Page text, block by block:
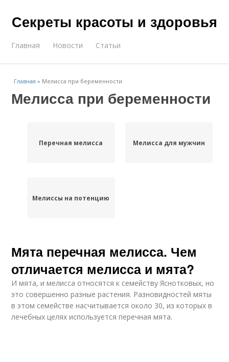
Секреты красоты и здоровья
Главная Новости Статьи
Главная » Мелисса при беременности
Мелисса при беременности
Перечная мелисса Мелисса для мужчин
Мелиссы на потенцию
Мята перечная мелисса. Чем
отличается мелисса и мята?
И мята, и мелисса относятся к семейству Яснотковых, но
это совершенно разные растения. Разновидностей мяты
в этом семействе насчитывается около 30, из которых в
лечебных целях используется перечная мята.